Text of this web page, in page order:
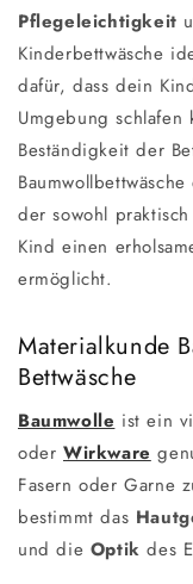
Pflegeleichtigkeit
Kinderbettwäsche
dafür, dass dein
Umgebung
Beständigkeit der
der sowohl
Kind einen
ermöglicht.
Materialkunde
Bettwäsche
Baumwolle ist ein
oder Wirkware
Fasern oder Garne
bestimmt das
und die Optik des